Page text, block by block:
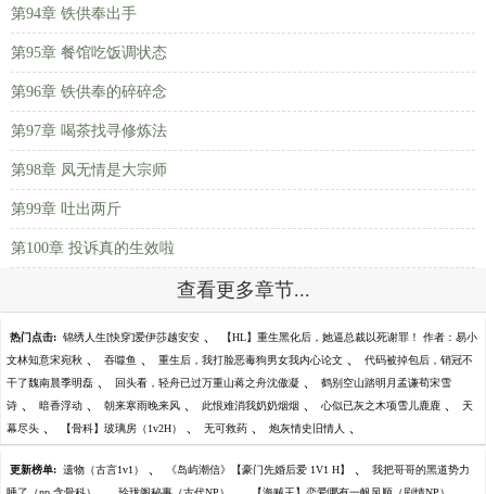
第94章 铁供奉出手
第95章 餐馆吃饭调状态
第96章 铁供奉的碎碎念
第97章 喝茶找寻修炼法
第98章 凤无情是大宗师
第99章 吐出两斤
第100章 投诉真的生效啦
查看更多章节...
热门点击: 锦绣人生[快穿]爱伊莎越安安 、 【HL】重生黑化后，她逼总裁以死谢罪！ 作者：易小
文林知意宋宛秋 、 吞噬鱼 、 重生后，我打脸恶毒狗男女我内心论文 、 代码被掉包后，销冠不
干了魏南晨季明磊 、 回头看，轻舟已过万重山蒋之舟沈傲凝 、 鹤别空山踏明月孟谦荀宋雪
诗 、 暗香浮动 、 朝来寒雨晚来风 、 此恨难消我奶奶烟烟 、 心似已灰之木项雪儿鹿鹿 、 天
幕尽头 、 【骨科】玻璃房（1v2H） 、 无可救药 、 炮灰情史旧情人 、
更新榜单: 遗物（古言1v1） 、 《岛屿潮信》【豪门先婚后爱 1V1 H】 、 我把哥哥的黑道势力